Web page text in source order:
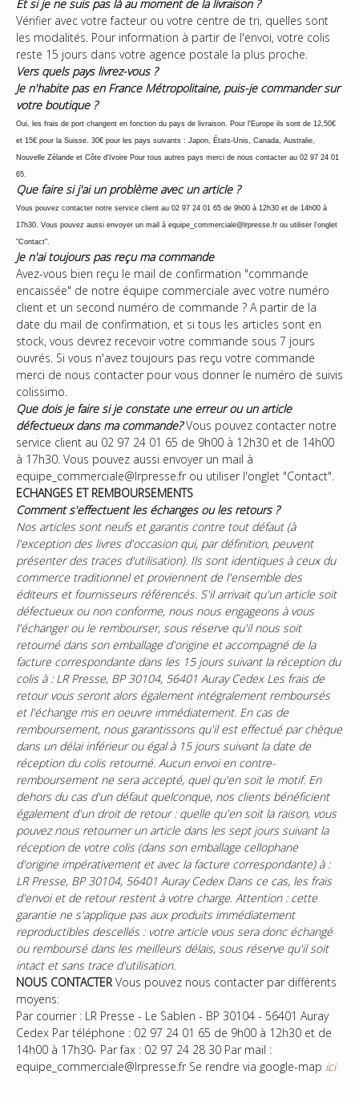
Et si je ne suis pas là au moment de la livraison ?
Vérifier avec votre facteur ou votre centre de tri, quelles sont
les modalités. Pour information à partir de l'envoi, votre colis
reste 15 jours dans votre agence postale la plus proche.
Vers quels pays livrez-vous ?
Je n'habite pas en France Métropolitaine, puis-je commander sur
votre boutique ?
Oui, les frais de port changent en fonction du pays de livraison. Pour l'Europe ils sont de 12,50€
et 15€ pour la Suisse. 30€ pour les pays suivants : Japon, États-Unis, Canada, Australie,
Nouvelle Zélande et Côte d'Ivoire Pour tous autres pays merci de nous contacter au 02 97 24 01
65.
Que faire si j'ai un problème avec un article ?
Vous pouvez contacter notre service client au 02 97 24 01 65 de 9h00 à 12h30 et de 14h00 à
17h30. Vous pouvez aussi envoyer un mail à equipe_commerciale@lrpresse.fr ou utiliser l'onglet
"Contact".
Je n'ai toujours pas reçu ma commande
Avez-vous bien reçu le mail de confirmation "commande
encaissée" de notre équipe commerciale avec votre numéro
client et un second numéro de commande ? A partir de la
date du mail de confirmation, et si tous les articles sont en
stock, vous devrez recevoir votre commande sous 7 jours
ouvrés. Si vous n'avez toujours pas reçu votre commande
merci de nous contacter pour vous donner le numéro de suivis
colissimo.
Que dois je faire si je constate une erreur ou un article
défectueux dans ma commande?Vous pouvez contacter notre
service client au 02 97 24 01 65 de 9h00 à 12h30 et de 14h00
à 17h30. Vous pouvez aussi envoyer un mail à
equipe_commerciale@lrpresse.fr ou utiliser l'onglet "Contact".
ECHANGES ET REMBOURSEMENTS
Comment s'effectuent les échanges ou les retours ?
Nos articles sont neufs et garantis contre tout défaut (à
l'exception des livres d'occasion qui, par définition, peuvent
présenter des traces d'utilisation). Ils sont identiques à ceux du
commerce traditionnel et proviennent de l'ensemble des
éditeurs et fournisseurs référencés. S'il arrivait qu'un article soit
défectueux ou non conforme, nous nous engageons à vous
l'échanger ou le rembourser, sous réserve qu'il nous soit
retourné dans son emballage d'origine et accompagné de la
facture correspondante dans les 15 jours suivant la réception du
colis à : LR Presse, BP 30104, 56401 Auray Cedex Les frais de
retour vous seront alors également intégralement remboursés
et l'échange mis en oeuvre immédiatement. En cas de
remboursement, nous garantissons qu'il est effectué par chèque
dans un délai inférieur ou égal à 15 jours suivant la date de
réception du colis retourné. Aucun envoi en contre-
remboursement ne sera accepté, quel qu'en soit le motif. En
dehors du cas d'un défaut quelconque, nos clients bénéficient
également d'un droit de retour : quelle qu'en soit la raison, vous
pouvez nous retourner un article dans les sept jours suivant la
réception de votre colis (dans son emballage cellophane
d'origine impérativement et avec la facture correspondante) à :
LR Presse, BP 30104, 56401 Auray Cedex Dans ce cas, les frais
d'envoi et de retour restent à votre charge. Attention : cette
garantie ne s'applique pas aux produits immédiatement
reproductibles descellés : votre article vous sera donc échangé
ou remboursé dans les meilleurs délais, sous réserve qu'il soit
intact et sans trace d'utilisation.
NOUS CONTACTER Vous pouvez nous contacter par différents
moyens:
Par courrier : LR Presse - Le Sablen - BP 30104 - 56401 Auray
Cedex Par téléphone : 02 97 24 01 65 de 9h00 à 12h30 et de
14h00 à 17h30- Par fax : 02 97 24 28 30 Par mail :
equipe_commerciale@lrpresse.fr Se rendre via google-map ici